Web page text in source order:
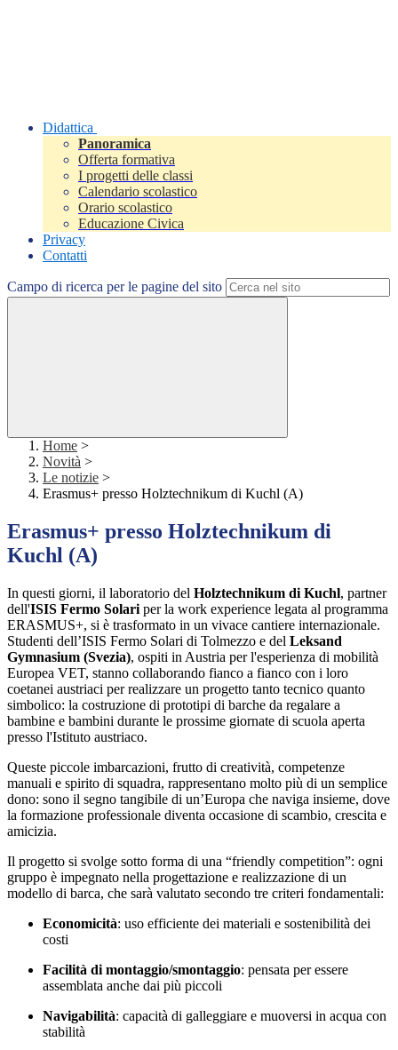
Didattica
Panoramica
Offerta formativa
I progetti delle classi
Calendario scolastico
Orario scolastico
Educazione Civica
Privacy
Contatti
Campo di ricerca per le pagine del sito
Home >
Novità >
Le notizie >
Erasmus+ presso Holztechnikum di Kuchl (A)
Erasmus+ presso Holztechnikum di
Kuchl (A)
In questi giorni, il laboratorio del Holztechnikum di Kuchl, partner
dell'ISIS Fermo Solari per la work experience legata al programma
ERASMUS+, si è trasformato in un vivace cantiere internazionale.
Studenti dell’ISIS Fermo Solari di Tolmezzo e del Leksand
Gymnasium (Svezia), ospiti in Austria per l'esperienza di mobilità
Europea VET, stanno collaborando fianco a fianco con i loro
coetanei austriaci per realizzare un progetto tanto tecnico quanto
simbolico: la costruzione di prototipi di barche da regalare a
bambine e bambini durante le prossime giornate di scuola aperta
presso l'Istituto austriaco.
Queste piccole imbarcazioni, frutto di creatività, competenze
manuali e spirito di squadra, rappresentano molto più di un semplice
dono: sono il segno tangibile di un’Europa che naviga insieme, dove
la formazione professionale diventa occasione di scambio, crescita e
amicizia.
Il progetto si svolge sotto forma di una “friendly competition”: ogni
gruppo è impegnato nella progettazione e realizzazione di un
modello di barca, che sarà valutato secondo tre criteri fondamentali:
Economicità: uso efficiente dei materiali e sostenibilità dei
costi
Facilità di montaggio/smontaggio: pensata per essere
assemblata anche dai più piccoli
Navigabilità: capacità di galleggiare e muoversi in acqua con
stabilità